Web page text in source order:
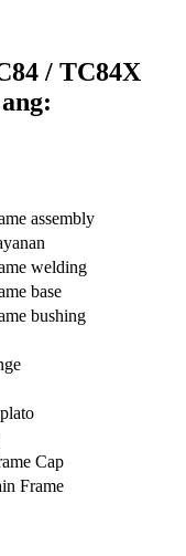
/ TC84X
assembly
welding
base
bushing
Cap
Frame